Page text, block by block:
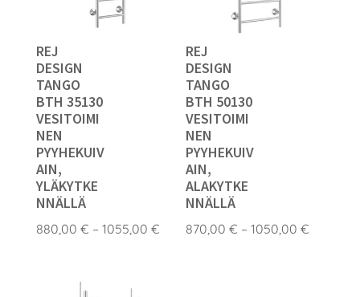
REJ
DESIGN
TANGO
BTH 35130
VESITOIMI
NEN
PYYHEKUIV
AIN,
YLÄKYTKE
NNÄLLÄ
880,00 € – 1055,00 €Hintaluokka:
REJ
DESIGN
TANGO
BTH 50130
VESITOIMI
NEN
PYYHEKUIV
AIN,
ALAKYTKE
NNÄLLÄ
870,00€ – 1050,00€